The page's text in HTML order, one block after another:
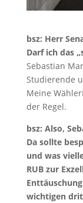
bsz: Herr
Darf ich das
Sebastian
Studierende
Meine
der Regel.
bsz: Also,
Da sollte
und was
RUB zur
wichtigen